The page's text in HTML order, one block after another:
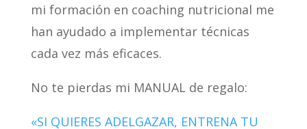
mi formación en coaching nutricional me
han ayudado a implementar técnicas
cada vez más eficaces.
No te pierdas mi MANUAL de regalo:
«SI QUIERES ADELGAZAR, ENTRENA TU